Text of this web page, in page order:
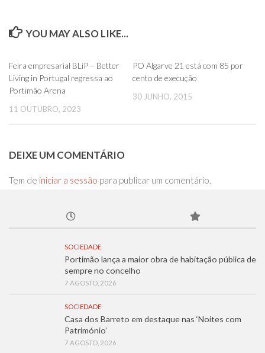
YOU MAY ALSO LIKE...
Feira empresarial BLiP – Better
Living in Portugal regressa ao
Portimão Arena
11 OUTUBRO, 2023
PO Algarve 21 está com 85 por
cento de execução
30 JUNHO, 2015
DEIXE UM COMENTÁRIO
Tem de iniciar a sessão para publicar um comentário.
SOCIEDADE
Portimão lança a maior obra de habitação pública de
sempre no concelho
7 AGOSTO, 2026
SOCIEDADE
Casa dos Barreto em destaque nas ‘Noites com
Património’
7 AGOSTO, 2026